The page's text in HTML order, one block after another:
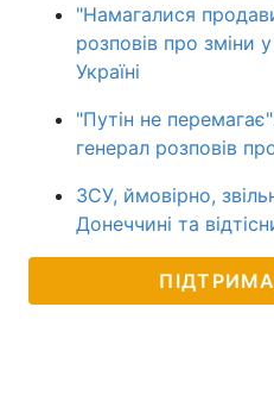
"Намагалися
розповів про зміни
Україні
"Путін не
генерал розповів
ЗСУ, ймовірно,
Донеччині та